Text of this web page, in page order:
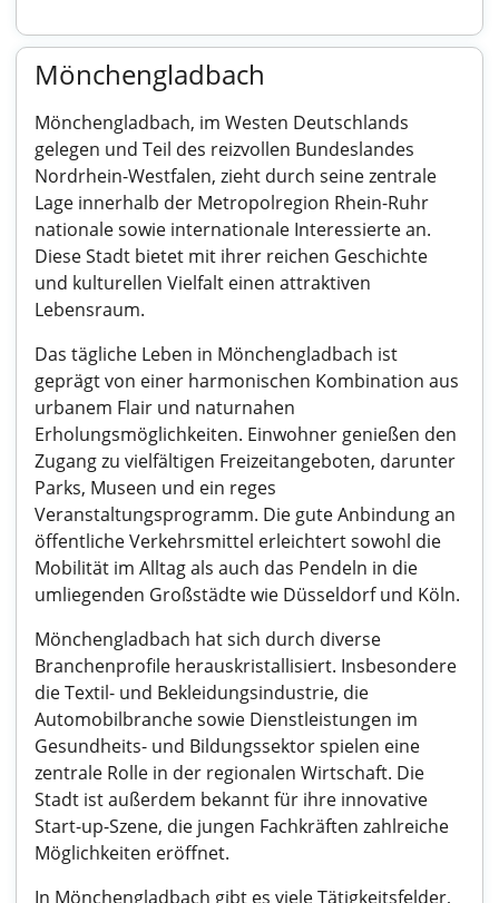
Mönchengladbach
Mönchengladbach, im Westen Deutschlands
gelegen und Teil des reizvollen Bundeslandes
Nordrhein-Westfalen, zieht durch seine zentrale
Lage innerhalb der Metropolregion Rhein-Ruhr
nationale sowie internationale Interessierte an.
Diese Stadt bietet mit ihrer reichen Geschichte
und kulturellen Vielfalt einen attraktiven
Lebensraum.
Das tägliche Leben in Mönchengladbach ist
geprägt von einer harmonischen Kombination aus
urbanem Flair und naturnahen
Erholungsmöglichkeiten. Einwohner genießen den
Zugang zu vielfältigen Freizeitangeboten, darunter
Parks, Museen und ein reges
Veranstaltungsprogramm. Die gute Anbindung an
öffentliche Verkehrsmittel erleichtert sowohl die
Mobilität im Alltag als auch das Pendeln in die
umliegenden Großstädte wie Düsseldorf und Köln.
Mönchengladbach hat sich durch diverse
Branchenprofile herauskristallisiert. Insbesondere
die Textil- und Bekleidungsindustrie, die
Automobilbranche sowie Dienstleistungen im
Gesundheits- und Bildungssektor spielen eine
zentrale Rolle in der regionalen Wirtschaft. Die
Stadt ist außerdem bekannt für ihre innovative
Start-up-Szene, die jungen Fachkräften zahlreiche
Möglichkeiten eröffnet.
In Mönchengladbach gibt es viele Tätigkeitsfelder,